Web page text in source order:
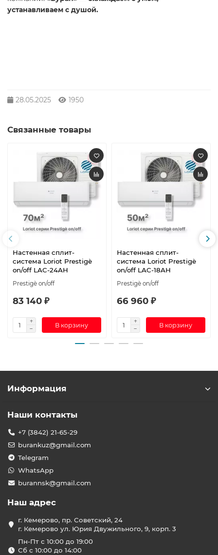
устанавливаем с душой.
28.05.2025 1950
Связанные товары
Настенная сплит-
система Loriot Prestigè
on/off LAC-24AH
Prestigè on/off
83 140 ₽
В корзину
Настенная сплит-
система Loriot Prestigè
on/off LAC-18AH
Prestigè on/off
66 960 ₽
В корзину
Информация
Наши контакты
+7 (3842) 21-65-29
burankuz@gmail.com
Telegram
WhatsApp
burannsk@gmail.com
Наш адрес
г. Кемерово, пр. Советский, 24
г. Кемерово ул. Юрия Двужильного, 9, корп. 3
Пн-Пт с 10:00 до 19:00
Сб с 10:00 до 14:00